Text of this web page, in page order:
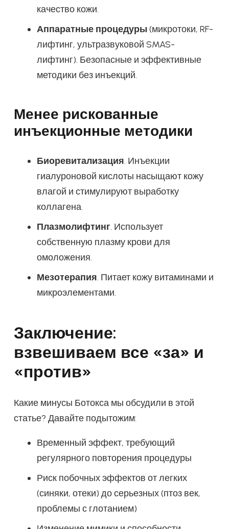
качество кожи.
Аппаратные процедуры (микротоки, RF-
лифтинг, ультразвуковой SMAS-
лифтинг). Безопасные и эффективные
методики без инъекций.
Менее рискованные
инъекционные методики
Биоревитализация. Инъекции
гиалуроновой кислоты насыщают кожу
влагой и стимулируют выработку
коллагена.
Плазмолифтинг. Использует
собственную плазму крови для
омоложения.
Мезотерапия. Питает кожу витаминами и
микроэлементами.
Заключение:
взвешиваем все «за» и
«против»
Какие минусы Ботокса мы обсудили в этой
статье? Давайте подытожим:
Временный эффект, требующий
регулярного повторения процедуры
Риск побочных эффектов от легких
(синяки, отеки) до серьезных (птоз век,
проблемы с глотанием)